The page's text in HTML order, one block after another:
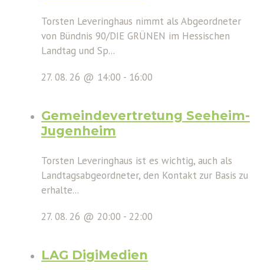
Torsten Leveringhaus nimmt als Abgeordneter
von Bündnis 90/DIE GRÜNEN im Hessischen
Landtag und Sp...
27. 08. 26 @ 14:00 - 16:00
Gemeindevertretung Seeheim-
Jugenheim
Torsten Leveringhaus ist es wichtig, auch als
Landtagsabgeordneter, den Kontakt zur Basis zu
erhalte...
27. 08. 26 @ 20:00 - 22:00
LAG DigiMedien